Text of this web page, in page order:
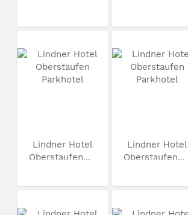
Lindner Hotel
Oberstaufen...
Lindner Hotel
Oberstaufen...